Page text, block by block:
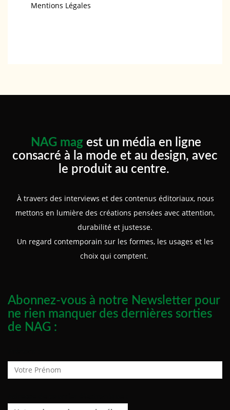
Mentions Légales
NAG mag est un média en ligne
consacré à la mode et au design, avec
le produit au centre.
À travers des interviews et des contenus éditoriaux, nous
mettons en lumière des créations pensées avec attention,
durabilité et justesse.
Un regard contemporain sur les formes, les usages et les
choix qui comptent.
Abonnez-vous à notre Newsletter pour
ne rien manquer des dernières sorties
de NAG :